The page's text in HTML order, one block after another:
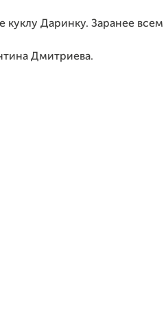
куклу Даринку. Заранее
Дмитриева.